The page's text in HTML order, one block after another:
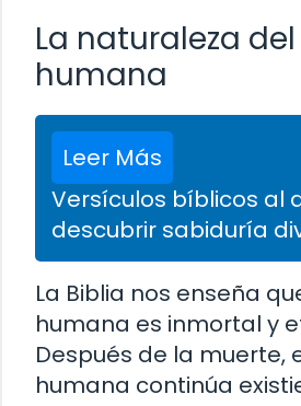
La naturaleza
humana
Leer Más
Versículos bíblicos al
descubrir sabiduría
La Biblia nos enseña
humana es inmortal y
Después de la muerte,
humana continúa